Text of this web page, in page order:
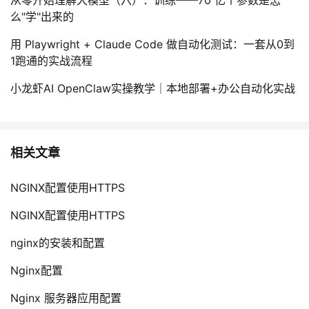
么"学"出来的
用 Playwright + Claude Code 做自动化测试：一套从0到
1跑通的实战流程
小龙虾AI OpenClaw实操教学｜本地部署+办公自动化实战
相关文章
NGINX配置使用HTTPS
NGINX配置使用HTTPS
nginx的安装和配置
Nginx配置
Nginx 服务器应用配置